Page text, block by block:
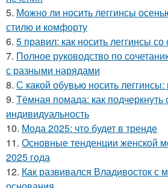
5. Можно ли носить леггинсы
стилю и комфорту
6. 5 правил: как носить леггинсы со
7. Полное руководство по
с разными нарядами
8. С какой обувью носить
9. Тёмная помада: как подчеркнуть
индивидуальность
10. Мода 2025: что будет в тренде
11. Основные тенденции женской
2025 года
12. Как развивался Владивосток с